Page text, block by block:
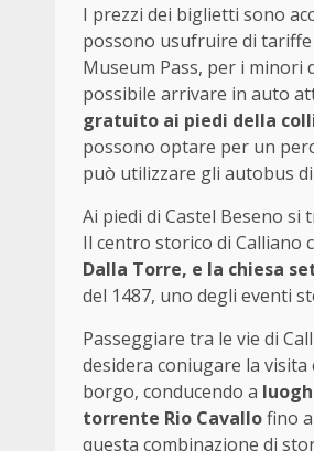
I prezzi dei biglietti sono
possono usufruire di tariffe
Museum Pass, per i minori
possibile arrivare in auto
gratuito ai piedi della
possono optare per un
può utilizzare gli autobus
Ai piedi di Castel Beseno
Il centro storico di Calliano
Dalla Torre, e la chiesa
del 1487, uno degli eventi
Passeggiare tra le vie di
desidera coniugare la
borgo, conducendo a
torrente Rio Cavallofino
questa combinazione di